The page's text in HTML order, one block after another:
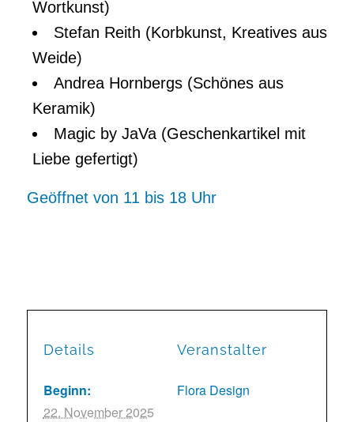
Wortkunst)
Stefan Reith (Korbkunst, Kreatives aus
Weide)
Andrea Hornbergs (Schönes aus
Keramik)
Magic by JaVa (Geschenkartikel mit
Liebe gefertigt)
Geöffnet von 11 bis 18 Uhr
Details
Beginn:
22. November 2025
Veranstalter
Flora Design